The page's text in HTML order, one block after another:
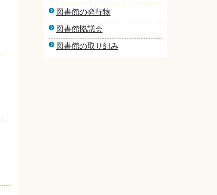
図書館の発行物
図書館協議会
図書館の取り組み